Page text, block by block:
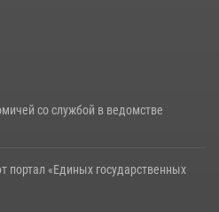
со службой в ведомстве
портал «Единых государственных